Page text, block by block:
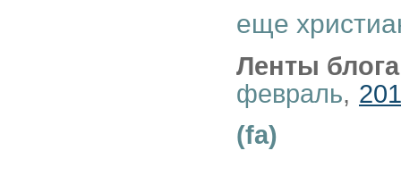
еще
Ленты
февраль,
(fa)